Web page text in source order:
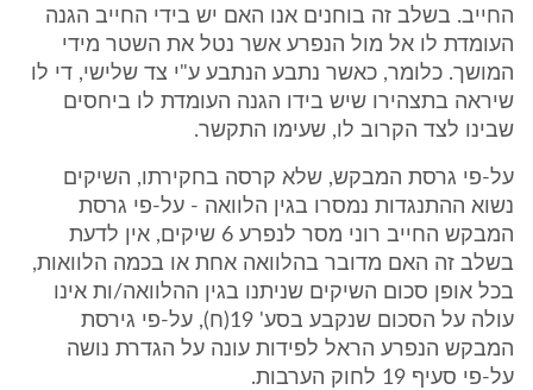
החייב. בשלב זה בוחנים אנו האם יש בידי החייב הגנה
העומדת לו אל מול הנפרע אשר נטל את השטר מידי
המושך. כלומר, כאשר נתבע הנתבע ע"י צד שלישי, די לו
שיראה בתצהירו שיש בידו הגנה העומדת לו ביחסים
שבינו לצד הקרוב לו, שעימו התקשר.
על-פי גרסת המבקש, שלא קרסה בחקירתו, השיקים
נשוא ההתנגדות נמסרו בגין הלוואה - על-פי גרסת
המבקש החייב רוני מסר לנפרע 6 שיקים, אין לדעת
בשלב זה האם מדובר בהלוואה אחת או בכמה הלוואות,
בכל אופן סכום השיקים שניתנו בגין ההלוואה/ות אינו
עולה על הסכום שנקבע בסע' 19(ח), על-פי גירסת
המבקש הנפרע הראל לפידות עונה על הגדרת נושה
על-פי סעיף 19 לחוק הערבות.